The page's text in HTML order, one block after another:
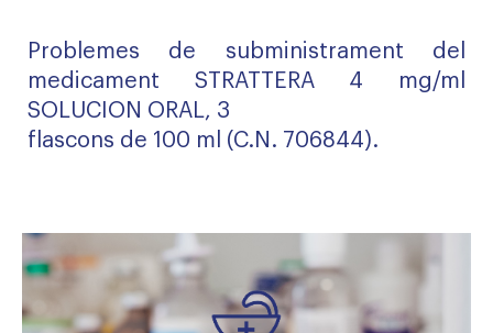
Problemes de subministrament del
medicament STRATTERA 4 mg/ml
SOLUCION ORAL, 3
flascons de 100 ml (C.N. 706844).